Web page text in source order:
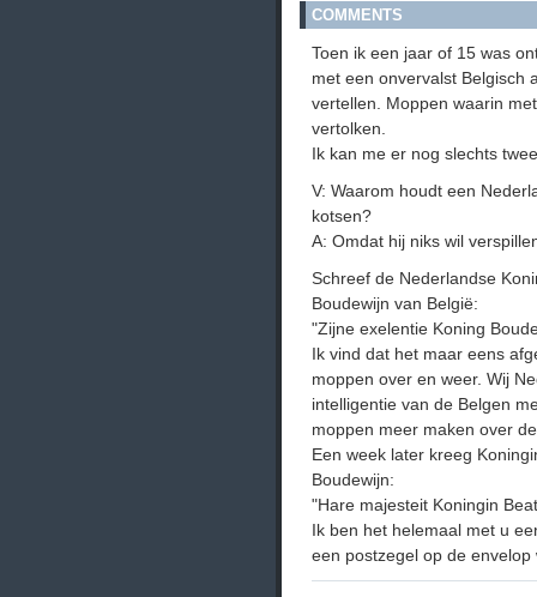
COMMENTS
Toen ik een jaar of 15 was
met een onvervalst Belgisch
vertellen. Moppen waarin
vertolken.
Ik kan me er nog slechts
V: Waarom houdt een
kotsen?
A: Omdat hij niks wil
Schreef de Nederlandse
Boudewijn van België:
"Zijne exelentie Koning
Ik vind dat het maar eens
moppen over en weer. Wij
intelligentie van de Belgen
moppen meer maken over
Een week later kreeg
Boudewijn:
"Hare majesteit Koningin
Ik ben het helemaal met u
een postzegel op de envelop